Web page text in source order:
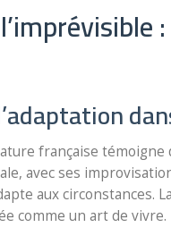
française témoigne
avec ses
aux
comme un art de vivre.